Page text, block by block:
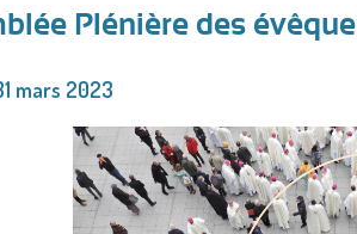
Plénière des
mars 2023